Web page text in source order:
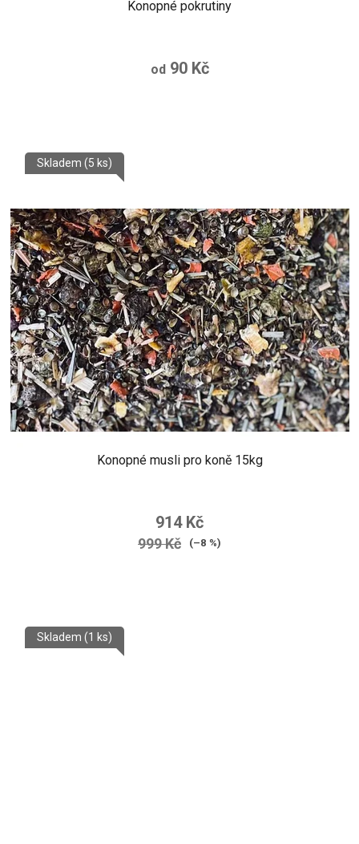
Konopné pokrutiny
od90 Kč
Konopné musli pro koně 15kg
Skladem (5 ks)
914 Kč
999 Kč (–8 %)
Skladem (1 ks)